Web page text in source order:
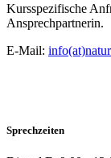
Kursspezifische
Ansprechpartnerin.
E-Mail:
Sprechzeiten